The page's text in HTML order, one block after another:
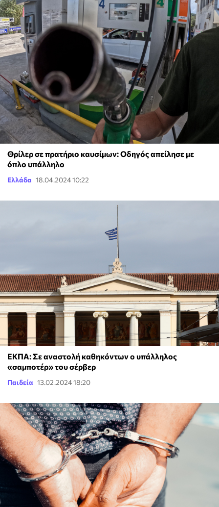
Θρίλερ σε πρατήριο καυσίμων: Οδηγός απείλησε με
όπλο υπάλληλο
Ελλάδα 18.04.2024 10:22
ΕΚΠΑ: Σε αναστολή καθηκόντων ο υπάλληλος
«σαμποτέρ» του σέρβερ
Παιδεία 13.02.2024 18:20